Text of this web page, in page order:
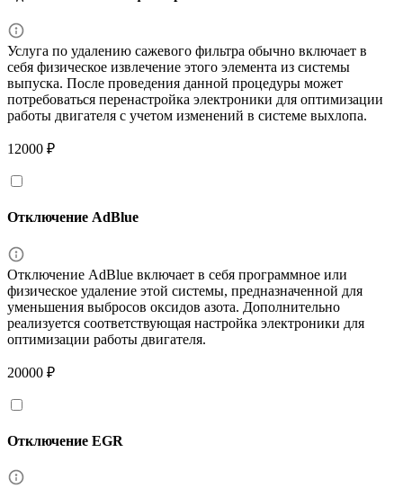
Услуга по удалению сажевого фильтра обычно включает в
себя физическое извлечение этого элемента из системы
выпуска. После проведения данной процедуры может
потребоваться перенастройка электроники для оптимизации
работы двигателя с учетом изменений в системе выхлопа.
12000 ₽
Отключение AdBlue
Отключение AdBlue включает в себя программное или
физическое удаление этой системы, предназначенной для
уменьшения выбросов оксидов азота. Дополнительно
реализуется соответствующая настройка электроники для
оптимизации работы двигателя.
20000 ₽
Отключение EGR